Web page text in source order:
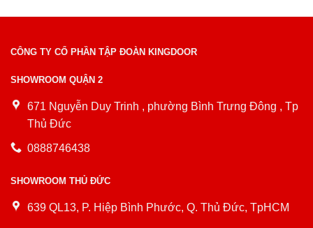
CÔNG TY CỔ PHẦN TẬP ĐOÀN KINGDOOR
SHOWROOM QUẬN 2
671 Nguyễn Duy Trinh , phường Bình Trưng Đông , Tp
Thủ Đức
0888746438
SHOWROOM THỦ ĐỨC
639 QL13, P. Hiệp Bình Phước, Q. Thủ Đức, TpHCM